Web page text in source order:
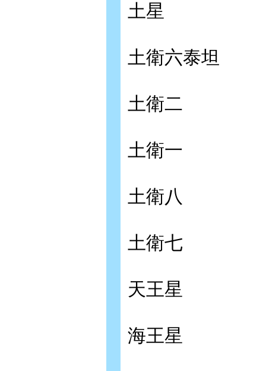
土星
土衛六泰坦
土衛二
土衛一
土衛八
土衛七
天王星
海王星